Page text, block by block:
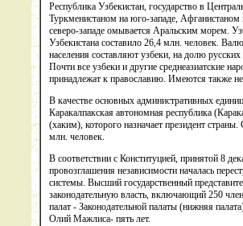
Республика Узбекистан, государство в
Туркменистаном на юго-западе,
северо-западе омывается Аральским морем.
Узбекистана составило 26,4 млн. человек.
населения составляют узбеки, на долю
Почти все узбеки и другие среднеазиатские
принадлежат к православию. Имеются также
В качестве основных административных
Каракалпакская автономная республика
(хаким), которого назначает президент страны.
млн. человек.
В соответствии с Конституцией, принятой 8
провозглашения независимости началась
системы. Высший государственный
законодательную власть, включающий 250
палат - Законодательной палаты (нижняя
Олий Мажлиса- пять лет.